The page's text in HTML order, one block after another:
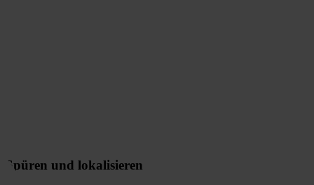
Spüren und lokalisieren